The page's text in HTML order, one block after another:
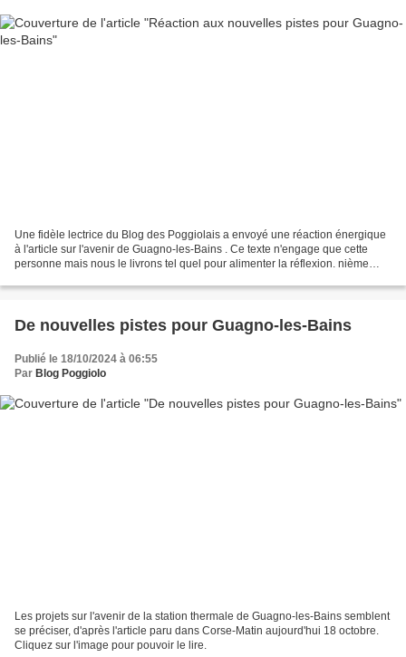
Une fidèle lectrice du Blog des Poggiolais a envoyé une réaction énergique
à l'article sur l'avenir de Guagno-les-Bains . Ce texte n'engage que cette
personne mais nous le livrons tel quel pour alimenter la réflexion. nième
De nouvelles pistes pour Guagno-les-Bains
Publié le 18/10/2024 à 06:55
Par Blog Poggiolo
Les projets sur l'avenir de la station thermale de Guagno-les-Bains semblent
se préciser, d'après l'article paru dans Corse-Matin aujourd'hui 18 octobre.
Cliquez sur l'image pour pouvoir le lire.